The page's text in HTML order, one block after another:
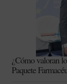
¿Cómo valoran
Paquete